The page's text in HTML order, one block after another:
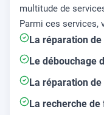
multitude de
Parmi ces services,
La réparation
Le débouchage
La réparation
La recherche de